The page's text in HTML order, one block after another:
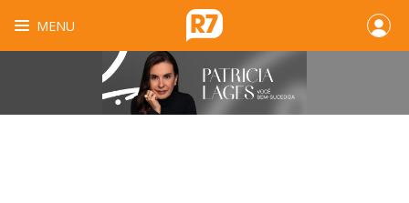
MENU